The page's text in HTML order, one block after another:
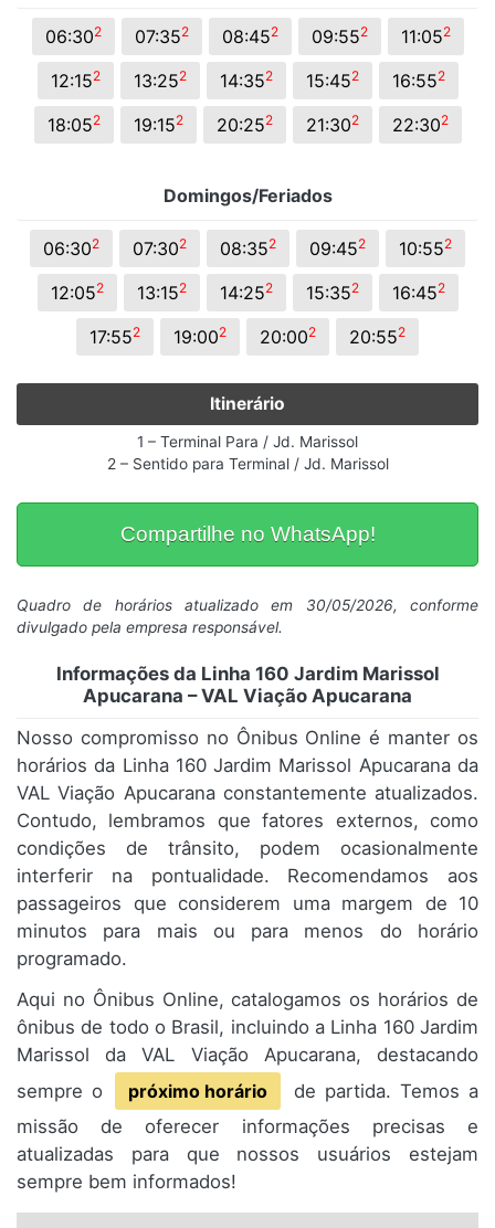
06:302 07:352 08:452 09:552 11:052
12:152 13:252 14:352 15:452 16:552
18:052 19:152 20:252 21:302 22:302
Domingos/Feriados
06:302 07:302 08:352 09:452 10:552
12:052 13:152 14:252 15:352 16:452
17:552 19:002 20:002 20:552
Itinerário
1 – Terminal Para / Jd. Marissol
2 – Sentido para Terminal / Jd. Marissol
Compartilhe no WhatsApp!
Quadro de horários atualizado em 30/05/2026, conforme
divulgado pela empresa responsável.
Informações da Linha 160 Jardim Marissol
Apucarana – VAL Viação Apucarana
Nosso compromisso no Ônibus Online é manter os
horários da Linha 160 Jardim Marissol Apucarana da
VAL Viação Apucarana constantemente atualizados.
Contudo, lembramos que fatores externos, como
condições de trânsito, podem ocasionalmente
interferir na pontualidade. Recomendamos aos
passageiros que considerem uma margem de 10
minutos para mais ou para menos do horário
programado.
Aqui no Ônibus Online, catalogamos os horários de
ônibus de todo o Brasil, incluindo a Linha 160 Jardim
Marissol da VAL Viação Apucarana, destacando
sempre o
próximo horário
de partida. Temos a
missão de oferecer informações precisas e
atualizadas para que nossos usuários estejam
sempre bem informados!